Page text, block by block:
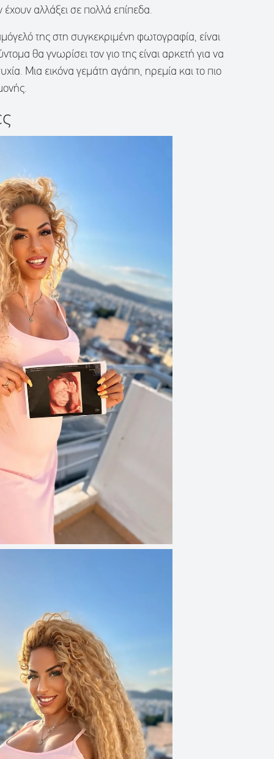
έχουν αλλάξει σε πολλά επίπεδα.
της στη συγκεκριμένη φωτογραφία, είναι
θα γνωρίσει τον γιο της είναι αρκετή για να
Μια εικόνα γεμάτη αγάπη, ηρεμία και το πιο